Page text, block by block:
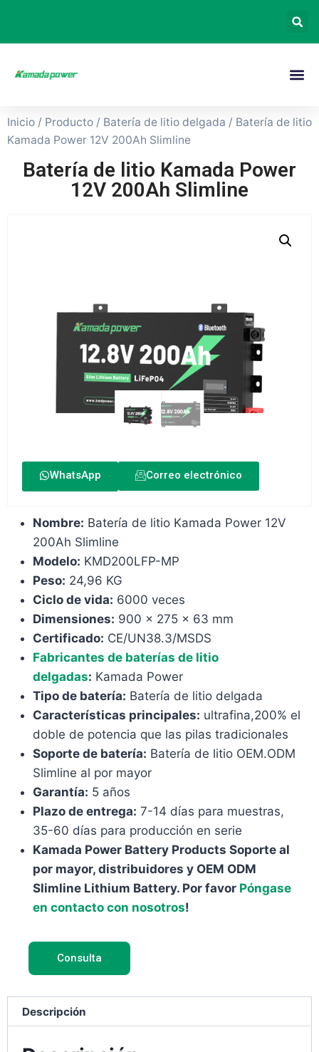
Inicio / Producto / Batería de litio delgada / Batería de litio
Kamada Power 12V 200Ah Slimline
Batería de litio Kamada Power
12V 200Ah Slimline
WhatsApp Correo electrónico
Nombre: Batería de litio Kamada Power 12V
200Ah Slimline
Modelo: KMD200LFP-MP
Peso: 24,96 KG
Ciclo de vida: 6000 veces
Dimensiones: 900 x 275 x 63 mm
Certificado: CE/UN38.3/MSDS
Fabricantes de baterías de litio
delgadas: Kamada Power
Tipo de batería: Batería de litio delgada
Características principales: ultrafina,200% el
doble de potencia que las pilas tradicionales
Soporte de batería: Batería de litio OEM.ODM
Slimline al por mayor
Garantía: 5 años
Plazo de entrega: 7-14 días para muestras,
35-60 días para producción en serie
Kamada Power Battery Products Soporte al
por mayor, distribuidores y OEM ODM
Slimline Lithium Battery. Por favor Póngase
en contacto con nosotros!
Consulta
Descripción